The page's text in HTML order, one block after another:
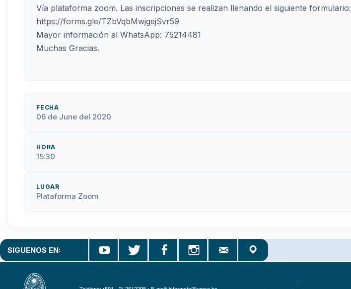
Vía plataforma zoom. Las inscripciones se realizan llenando el siguiente formulario:
https://forms.gle/TZbVqbMwjgejSvr59
Mayor información al WhatsApp: 75214481
Muchas Gracias.
FECHA
06 de June del 2020
HORA
15:30
LUGAR
Plataforma Zoom
SIGUENOS EN: